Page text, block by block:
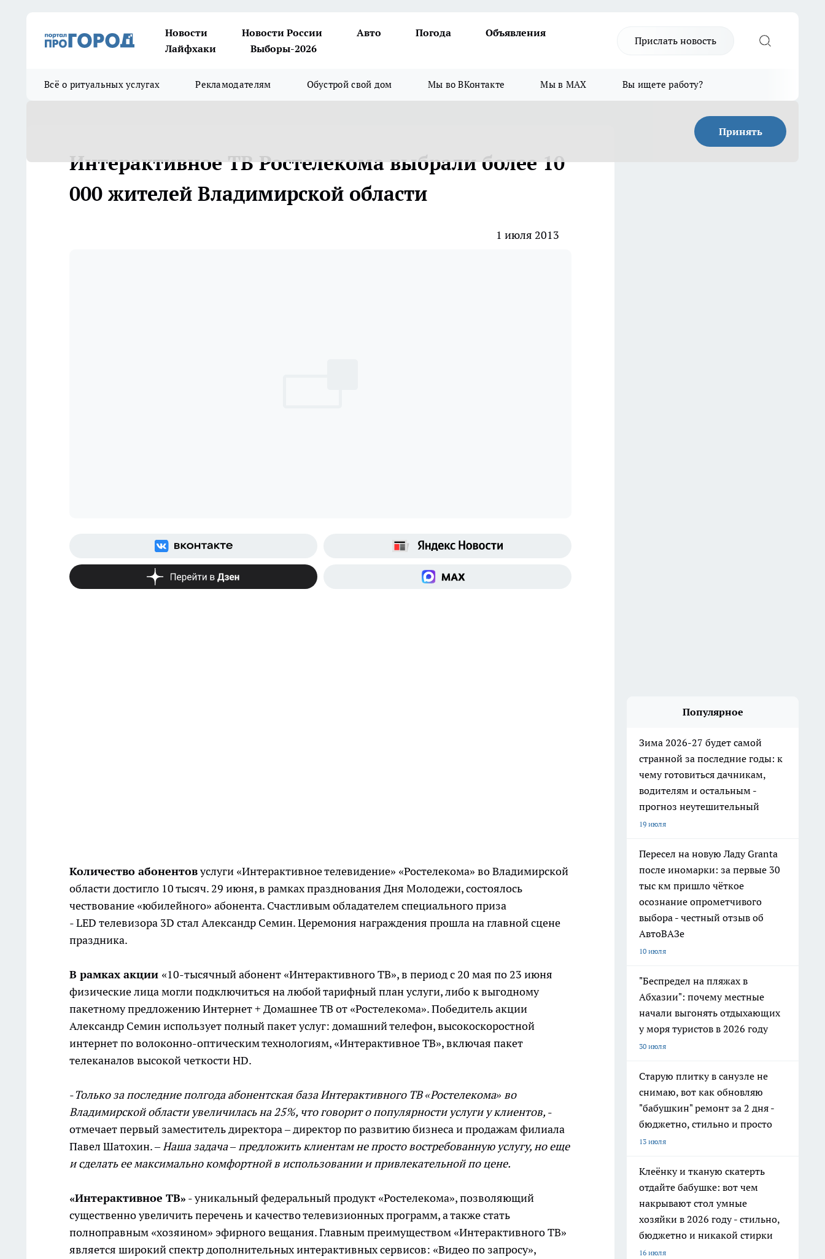
Новости Новости России Авто Погода
Объявления
Лайфхаки
Выборы-2026
Прислать новость
Всё о ритуальных услугах Рекламодателям Обустрой свой дом Мы во ВКонтакте Мы в MAX Вы ищете работу?
Принять
Интерактивное ТВ Ростелекома выбрали более 10
000 жителей Владимирской области
1 июля 2013
Количество абонентовуслуги «Интерактивное телевидение» «Ростелекома» во Владимирской
области достигло 10 тысяч. 29 июня, в рамках празднования Дня Молодежи, состоялось
чествование «юбилейного» абонента. Счастливым обладателем специального приза
-LED телевизора 3D стал Александр Семин. Церемония награждения прошла на главной сцене
праздника.
В рамках акции «10-тысячный абонент «Интерактивного ТВ», в период с 20 мая по 23 июня
физические лица могли подключиться на любой тарифный план услуги, либо к выгодному
пакетному предложению Интернет + Домашнее ТВ от «Ростелекома». Победитель акции
Александр Семин использует полный пакет услуг: домашний телефон, высокоскоростной
интернет по волоконно-оптическим технологиям, «Интерактивное ТВ», включая пакет
телеканалов высокой четкостиHD.
-Только за последние полгода абонентская база Интерактивного ТВ «Ростелекома» во
Владимирской области увеличилась на 25%, что говорит о популярности услуги у клиентов, -
отмечает первый заместитель директора – директор по развитию бизнеса и продажам филиала
Павел Шатохин. –Наша задача – предложить клиентам не просто востребованную услугу, но еще
и сделать ее максимально комфортной в использовании и привлекательной по цене.
«Интерактивное ТВ» - уникальный федеральный продукт «Ростелекома», позволяющий
существенно увеличить перечень и качество телевизионных программ, а также стать
полноправным «хозяином» эфирного вещания. Главным преимуществом «Интерактивного ТВ»
является широкий спектр дополнительных интерактивных сервисов: «Видео по запросу»,
Популярное
Зима 2026-27 будет самой
странной за последние годы: к
чему готовиться дачникам,
водителям и остальным -
прогноз неутешительный
19 июля
Пересел на новую Ладу Granta
после иномарки: за первые 30
тыс км пришло чёткое
осознание опрометчивого
выбора - честный отзыв об
АвтоВАЗе
10 июля
"Беспредел на пляжах в
Абхазии": почему местные
начали выгонять отдыхающих
у моря туристов в 2026 году
30 июля
Старую плитку в санузле не
снимаю, вот как обновляю
"бабушкин" ремонт за 2 дня -
бюджетно, стильно и просто
13 июля
Клеёнку и тканую скатерть
отдайте бабушке: вот чем
накрывают стол умные
хозяйки в 2026 году - стильно,
бюджетно и никакой стирки
16 июля